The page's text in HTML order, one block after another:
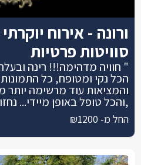
ורונה - אירוח
סוויטות פרטיות
" חוויה מדהימה!!! רינה
הכל נקי ומטופח, כל
והמציאות עוד מרשימה יותר
,והכל טופל באופן מיידי...
החל מ- ₪1200